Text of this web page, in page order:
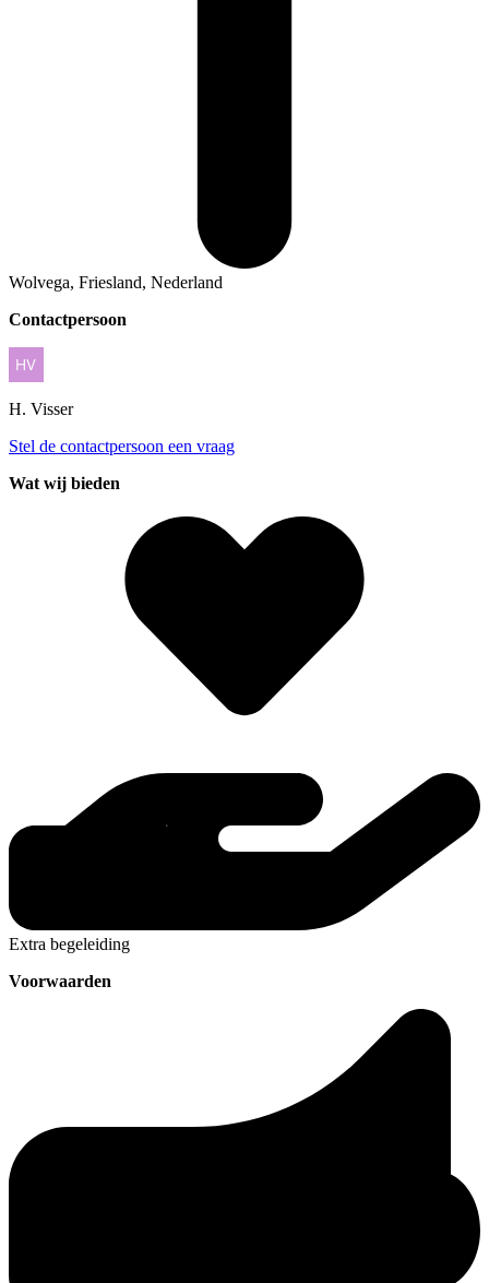
Wolvega, Friesland, Nederland
Contactpersoon
H. Visser
Stel de contactpersoon een vraag
Wat wij bieden
Extra begeleiding
Voorwaarden